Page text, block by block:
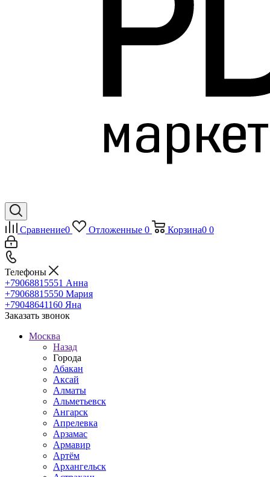
Сравнение0 Отложенные 0 Корзина0 0
Телефоны
+79068815551 Анна
+79068815550 Мария
+79048641160 Яна
Заказать звонок
Москва
Назад
Города
Абакан
Аксай
Алматы
Альметьевск
Ангарск
Апрелевка
Арзамас
Армавир
Артём
Архангельск